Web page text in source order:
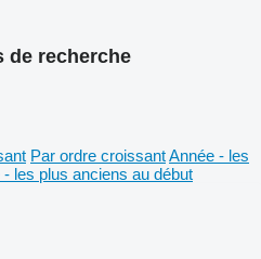
de recherche
Par ordre croissantAnnée - les
- les plus anciens au début